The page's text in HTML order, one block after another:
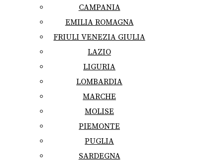
CAMPANIA
EMILIA ROMAGNA
FRIULI VENEZIA GIULIA
LAZIO
LIGURIA
LOMBARDIA
MARCHE
MOLISE
PIEMONTE
PUGLIA
SARDEGNA